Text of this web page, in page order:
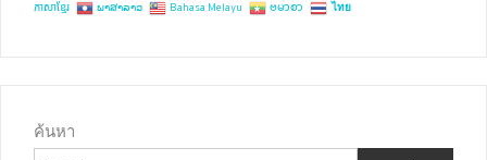
ភាសាខ្មែរ ພາສາລາວ Bahasa Melayu ဗမာစာ ไทย
ค้นหา